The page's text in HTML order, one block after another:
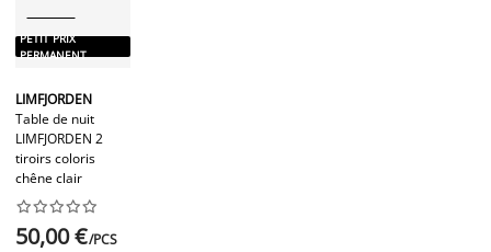
PETIT PRIX
PERMANENT
LIMFJORDEN
Table de nuit
LIMFJORDEN 2
tiroirs coloris
chêne clair






50,00 €/PCS